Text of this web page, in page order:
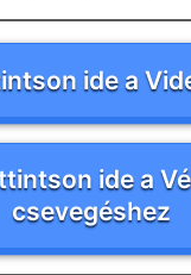
ide a
ide a
csevegéshez